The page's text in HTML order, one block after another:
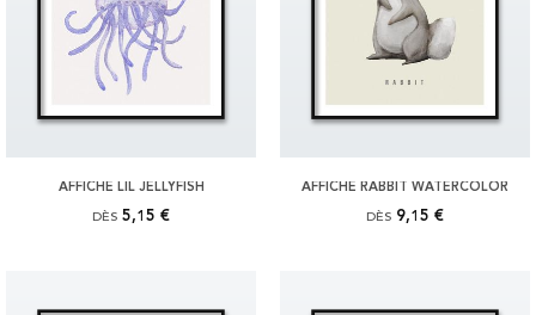
AFFICHE LIL JELLYFISH
DÈS 5,15 €
AFFICHE RABBIT WATERCOLOR
DÈS 9,15 €